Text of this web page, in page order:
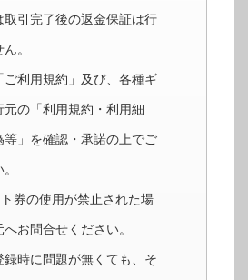
取引完了後の返金保証は行
。
ご利用規約」及び、各種ギ
元の「利用規約・利用細
等」を確認・承諾の上でご
券の使用が禁止された場
お問合せください。
録時に問題が無くても、そ